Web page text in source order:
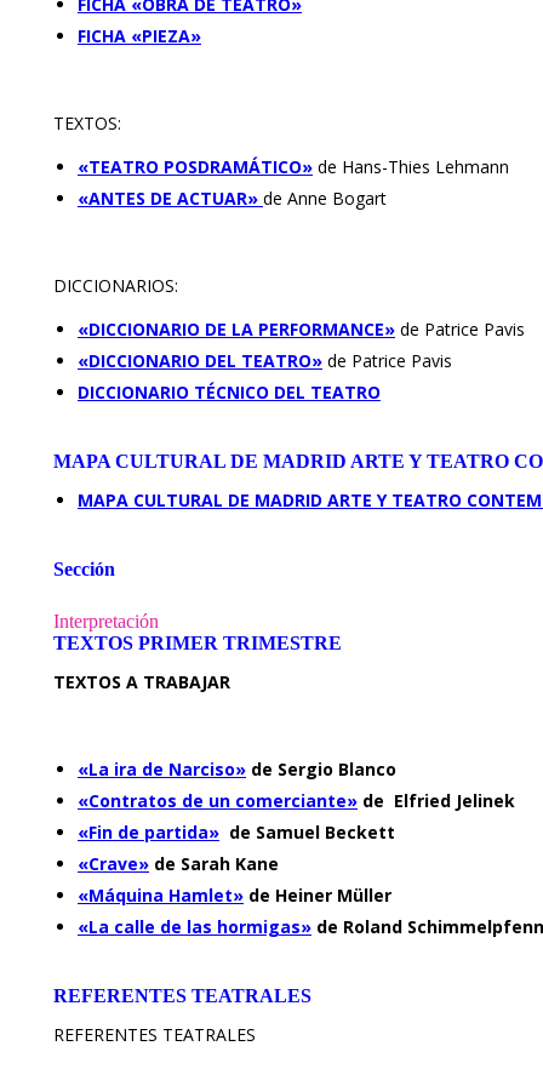
FICHA «PIEZA»
TEXTOS:
«TEATRO POSDRAMÁTICO» de Hans-Thies Lehmann
«ANTES DE ACTUAR» de Anne Bogart
DICCIONARIOS:
«DICCIONARIO DE LA PERFORMANCE» de Patrice Pavis
«DICCIONARIO DEL TEATRO» de Patrice Pavis
DICCIONARIO TÉCNICO DEL TEATRO
MAPA CULTURAL DE MADRID ARTE Y TEATRO
MAPA CULTURAL DE MADRID ARTE Y TEATRO
Sección
Interpretación
TEXTOS PRIMER TRIMESTRE
TEXTOS A
«La ira de Narciso» de
«Contratos de un comerciante» de Elfried Jelinek
«Fin de partida» de Samuel Beckett
«Crave» de Sarah Kane
«Máquina Hamlet» de Heiner Müller
«La calle de las hormigas» de Roland
REFERENTES TEATRALES
REFERENTES TEATRALES